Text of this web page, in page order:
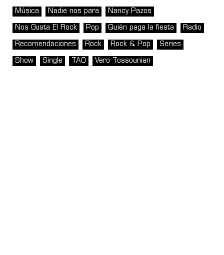
Música Nadie nos para Nancy Pazos
Nos Gusta El Rock Pop Quién paga la fiesta Radio
Recomendaciones Rock Rock & Pop Series
Show Single TAO Vero Tossounian